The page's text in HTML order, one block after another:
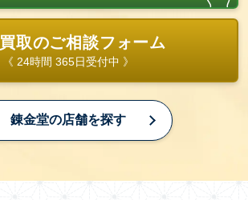
買取のご相談フォーム
《 24時間 365日受付中 》
錬金堂の店舗を探す